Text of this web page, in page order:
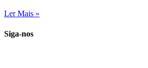
Ler Mais »
Siga-nos